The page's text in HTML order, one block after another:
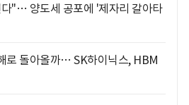
"… 양도세 공포에 '제자리 갈아타
로 돌아올까… SK하이닉스, HBM